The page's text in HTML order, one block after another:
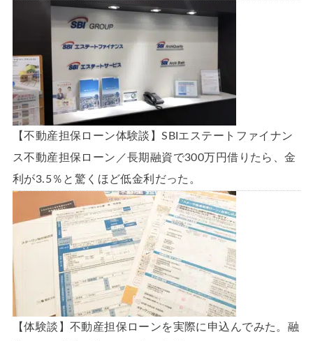
【不動産担保ローン体験談】SBIエステートファイナン
ス不動産担保ローン／長期融資で300万円借りたら、金
利が3.5％と驚くほど低金利だった。
【体験談】不動産担保ローンを実際に申込んでみた。融